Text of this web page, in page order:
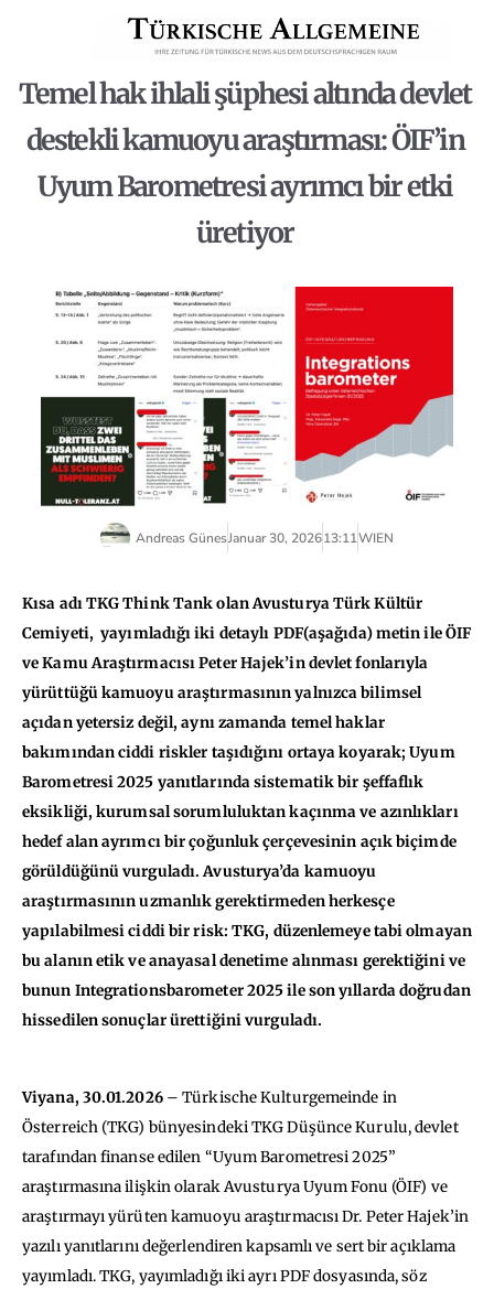
Temel hak ihlali şüphesi altında devlet
destekli kamuoyu araştırması: ÖIF’in
Uyum Barometresi ayrımcı bir etki
üretiyor
Andreas GünesJanuar 30, 202613:11WIEN
Kısa adı TKG Think Tank olan Avusturya Türk Kültür
Cemiyeti, yayımladığı iki detaylı PDF(aşağıda) metin ile ÖIF
ve Kamu Araştırmacısı Peter Hajek’in devlet fonlarıyla
yürüttüğü kamuoyu araştırmasının yalnızca bilimsel
açıdan yetersiz değil, aynı zamanda temel haklar
bakımından ciddi riskler taşıdığını ortaya koyarak; Uyum
Barometresi 2025 yanıtlarında sistematik bir şeffaflık
eksikliği, kurumsal sorumluluktan kaçınma ve azınlıkları
hedef alan ayrımcı bir çoğunluk çerçevesinin açık biçimde
görüldüğünü vurguladı. Avusturya’da kamuoyu
araştırmasının uzmanlık gerektirmeden herkesçe
yapılabilmesi ciddi bir risk: TKG, düzenlemeye tabi olmayan
bu alanın etik ve anayasal denetime alınması gerektiğini ve
bunun Integrationsbarometer 2025 ile son yıllarda doğrudan
hissedilen sonuçlar ürettiğini vurguladı.
Viyana, 30.01.2026– Türkische Kulturgemeinde in
Österreich (TKG) bünyesindeki TKG Düşünce Kurulu, devlet
tarafından finanse edilen “Uyum Barometresi 2025”
araştırmasına ilişkin olarak Avusturya Uyum Fonu (ÖIF) ve
araştırmayı yürüten kamuoyu araştırmacısı Dr. Peter Hajek’in
yazılı yanıtlarını değerlendiren kapsamlı ve sert bir açıklama
yayımladı. TKG, yayımladığı iki ayrı PDF dosyasında, söz